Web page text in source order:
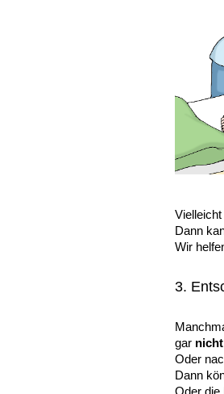
Dann
Wir
3.
gar nicht
Oder
Dann
Oder die